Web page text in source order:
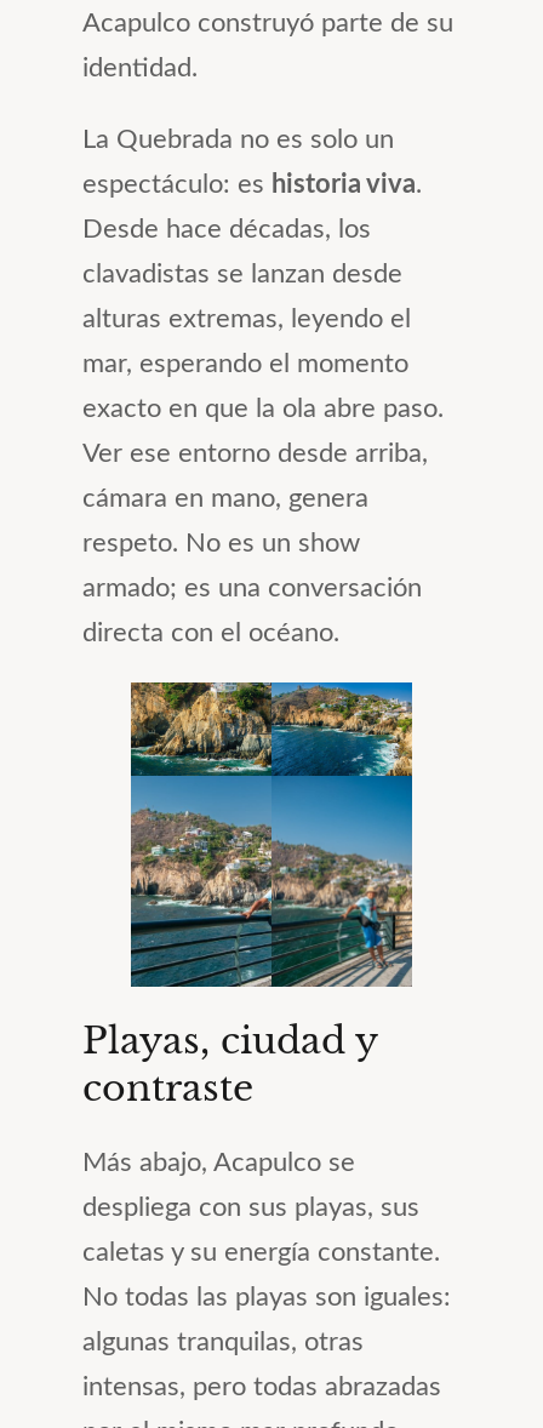
Acapulco construyó parte de su
identidad.
La Quebrada no es solo un
espectáculo: es historia viva.
Desde hace décadas, los
clavadistas se lanzan desde
alturas extremas, leyendo el
mar, esperando el momento
exacto en que la ola abre paso.
Ver ese entorno desde arriba,
cámara en mano, genera
respeto. No es un show
armado; es una conversación
directa con el océano.
Playas, ciudad y
contraste
Más abajo, Acapulco se
despliega con sus playas, sus
caletas y su energía constante.
No todas las playas son iguales:
algunas tranquilas, otras
intensas, pero todas abrazadas